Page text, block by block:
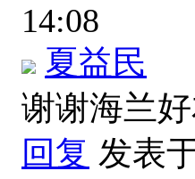
14:08
夏益民
谢谢海兰
回复 发表